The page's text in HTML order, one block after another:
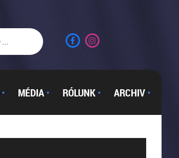
▼ MÉDIA ▼ RÓLUNK ▼ ARCHIV ▼